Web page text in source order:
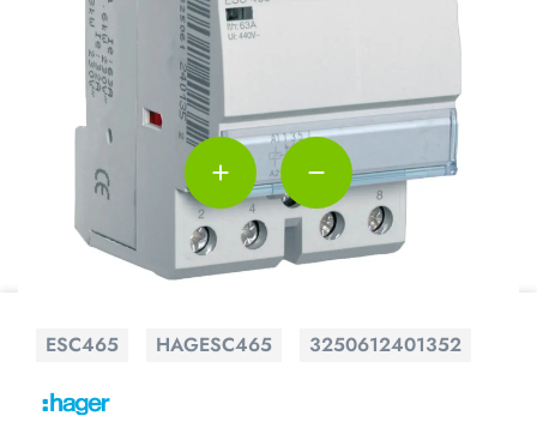
ESC465 HAGESC465 3250612401352
add remove